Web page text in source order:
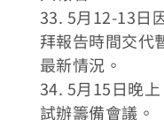
33. 5月12-13日
拜報告時間交代
最新情況。
34. 5月15日晚
試辦籌備會議。